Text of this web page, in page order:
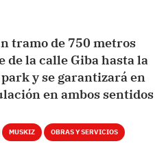
tramo de 750 metros
de la calle Giba hasta la
y se garantizará en
en ambos sentidos
MUSKIZ OBRAS Y SERVICIOS